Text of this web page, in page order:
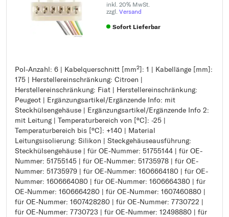
inkl. 20% MwSt.
zzgl. Versand
Sofort Lieferbar
Pol-Anzahl: 6 | Kabelquerschnitt [mm²]: 1 | Kabellänge [mm]:
175 | Herstellereinschränkung: Citroen |
Herstellereinschränkung: Fiat | Herstellereinschränkung:
Peugeot | Ergänzungsartikel/Ergänzende Info: mit
Steckhülsengehäuse | Ergänzungsartikel/Ergänzende Info 2:
mit Leitung | Temperaturbereich von [°C]: -25 |
Temperaturbereich bis [°C]: +140 | Material
Leitungsisolierung: Silikon | Steckgehäuseausführung:
Steckhülsengehäuse | für OE-Nummer: 51755144 | für OE-
Nummer: 51755145 | für OE-Nummer: 51735978 | für OE-
Nummer: 51735979 | für OE-Nummer: 1606664180 | für OE-
Nummer: 1606664080 | für OE-Nummer: 1606664380 | für
OE-Nummer: 1606664280 | für OE-Nummer: 1607460880 |
für OE-Nummer: 1607428280 | für OE-Nummer: 7730722 |
für OE-Nummer: 7730723 | für OE-Nummer: 12498880 | für
Pol-Anzahl: 6
Kabelquerschnitt [mm²]: 1
Kabellänge [mm]: 175
Herstellereinschränkung: Citroen
Herstellereinschränkung: Fiat
Herstellereinschränkung: Peugeot
Ergänzungsartikel/Ergänzende Info: mit Steckhülsengehäuse
Ergänzungsartikel/Ergänzende Info 2: mit Leitung
Temperaturbereich von [°C]: -25
Temperaturbereich bis [°C]: +140
Material Leitungsisolierung: Silikon
Steckgehäuseausführung: Steckhülsengehäuse
für OE-Nummer: 51755144
für OE-Nummer: 51755145
für OE-Nummer: 51735978